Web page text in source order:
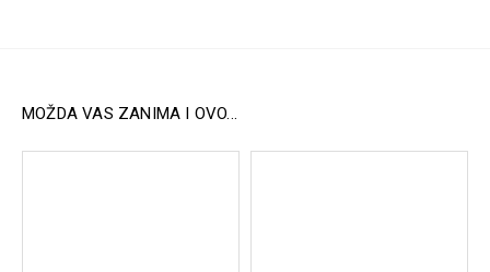
Neplodnost usled insuficijencije žutog tela.
MOŽDA VAS ZANIMA I OVO...